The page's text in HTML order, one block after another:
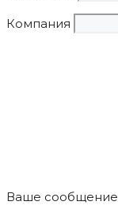
Компания
Ваше сообщение